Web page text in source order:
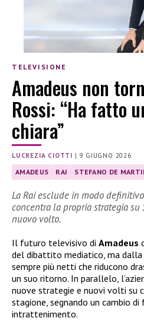
TELEVISIONE
Amadeus non
Rossi: “Ha fatto
chiara”
LUCREZIA CIOTTI | 9 GIUGNO 2026
AMADEUS RAI STEFANO DE
La Rai esclude in modo
concentra la propria strategia su
nuovo volto.
Il futuro televisivo di Amadeus
del dibattito mediatico, ma dalla
sempre più netti che riducono
un suo ritorno. In parallelo,
nuove strategie e nuovi volti su
stagione, segnando un cambio
intrattenimento.